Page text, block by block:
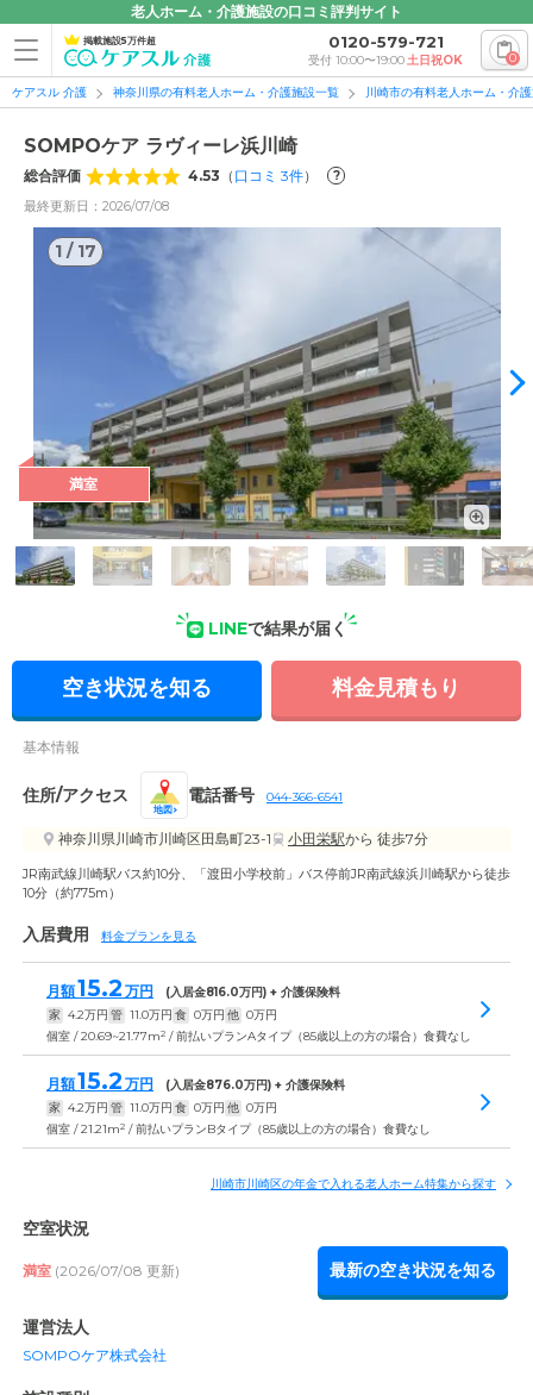
老人ホーム・介護施設の口コミ評判サイト
掲載施設5万件超 0120-579-721
受付 10:00〜19:00土日祝OK 0
ケアスル 介護 神奈川県の有料老人ホーム・介護施設一覧 川崎市の有料老人ホーム・介
SOMPOケア ラヴィーレ浜川崎
総合評価 4.53 （ 口コミ 3件） ?
最終更新日：2026/07/08
1 / 17
1/17
外観の写真
満室
LINEで結果が届く
空き状況を知る 料金見積もり
基本情報
住所/アクセス
地図
電話番号 044-366-6541
神奈川県川崎市川崎区田島町23-1 小田栄駅から 徒歩7分
JR南武線川崎駅バス約10分、「渡田小学校前」バス停前JR南武線浜川崎駅から徒歩
10分（約775m）
入居費用 料金プランを見る
月額15.2 万円 (入居金816.0万円) + 介護保険料
家 4.2万円 管 11.0万円 食 0万円 他 0万円
個室 / 20.69~21.77m2 / 前払いプランAタイプ（85歳以上の方の場合）食費なし
月額15.2 万円 (入居金876.0万円) + 介護保険料
家 4.2万円 管 11.0万円 食 0万円 他 0万円
個室 / 21.21m2 / 前払いプランBタイプ（85歳以上の方の場合）食費なし
川崎市川崎区の年金で入れる老人ホーム特集から探す
空室状況
満室 (2026/07/08 更新) 最新の空き状況を知る
運営法人
SOMPOケア株式会社